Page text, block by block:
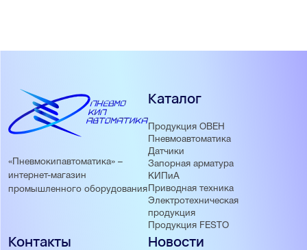
«Пневмокипавтоматика» –
интернет-магазин
промышленного оборудования
Каталог
Продукция ОВЕН
Пневмоавтоматика
Датчики
Запорная арматура
КИПиА
Приводная техника
Электротехническая
продукция
Продукция FESTO
Новости
Контакты